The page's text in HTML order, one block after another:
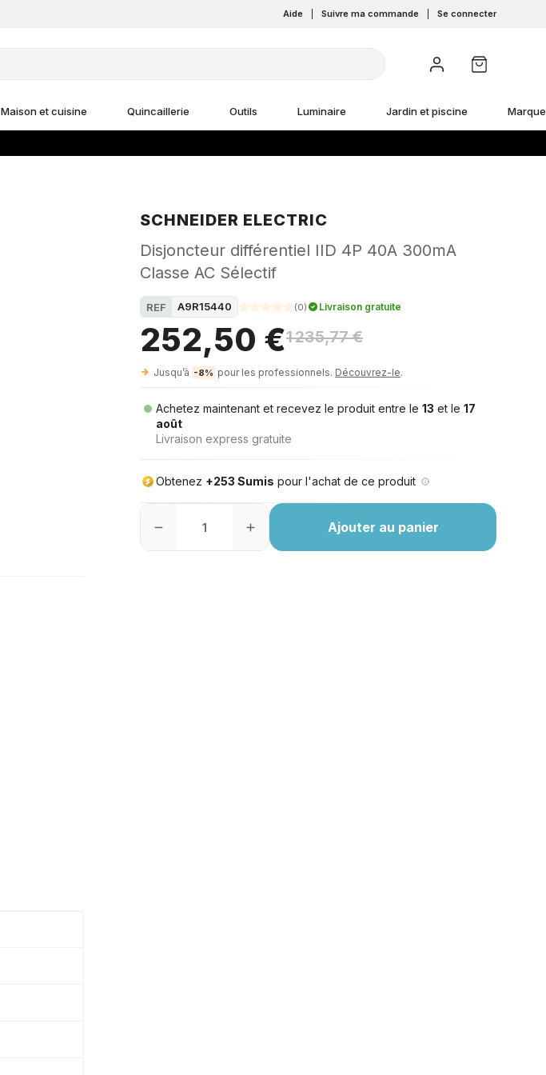
Aide Suivre ma commande Se connecter
Maison et cuisine Quincaillerie Outils Luminaire Jardin et piscine
SCHNEIDER ELECTRIC
Disjoncteur différentiel IID 4P 40A 300mA
Classe AC Sélectif
REF A9R15440 (0) Livraison gratuite
252,50 €1 235,77 €
Jusqu’à -8% pour les professionnels. Découvrez-le.
Achetez maintenant et recevez le produit entre le 13 et le 17
août
Livraison express gratuite
Obtenez +253 Sumis pour l'achat de ce produit
Ajouter au panier